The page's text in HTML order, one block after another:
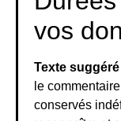
vos
Texte suggéré
le
conservés